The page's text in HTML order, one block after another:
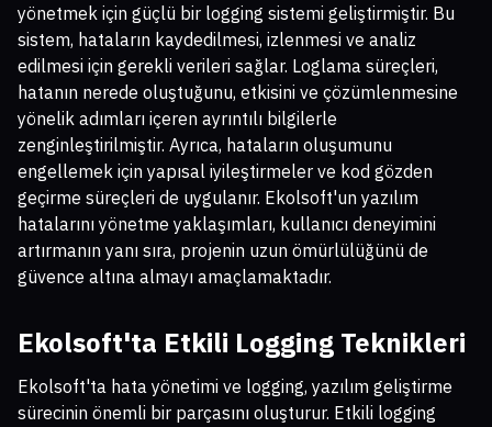
yönetmek için güçlü bir logging sistemi geliştirmiştir. Bu
sistem, hataların kaydedilmesi, izlenmesi ve analiz
edilmesi için gerekli verileri sağlar. Loglama süreçleri,
hatanın nerede oluştuğunu, etkisini ve çözümlenmesine
yönelik adımları içeren ayrıntılı bilgilerle
zenginleştirilmiştir. Ayrıca, hataların oluşumunu
engellemek için yapısal iyileştirmeler ve kod gözden
geçirme süreçleri de uygulanır. Ekolsoft'un yazılım
hatalarını yönetme yaklaşımları, kullanıcı deneyimini
artırmanın yanı sıra, projenin uzun ömürlülüğünü de
güvence altına almayı amaçlamaktadır.
Ekolsoft'ta Etkili Logging Teknikleri
Ekolsoft'ta hata yönetimi ve logging, yazılım geliştirme
sürecinin önemli bir parçasını oluşturur. Etkili logging